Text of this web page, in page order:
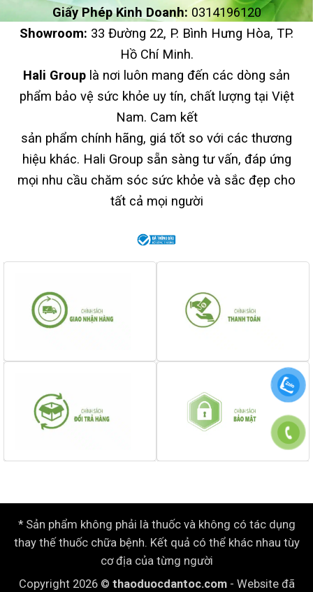
Giấy Phép Kinh Doanh: 0314196120
Showroom: 33 Đường 22, P. Bình Hưng Hòa, TP.
Hồ Chí Minh.
Hali Group là nơi luôn mang đến các dòng sản
phẩm bảo vệ sức khỏe uy tín, chất lượng tại Việt
Nam. Cam kết
sản phẩm chính hãng, giá tốt so với các thương
hiệu khác. Hali Group sẵn sàng tư vấn, đáp ứng
mọi nhu cầu chăm sóc sức khỏe và sắc đẹp cho
tất cả mọi người
* Sản phẩm không phải là thuốc và không có tác dụng
thay thế thuốc chữa bệnh. Kết quả có thể khác nhau tùy
cơ địa của từng người
Copyright 2026 © thaoduocdantoc.com- Website đã